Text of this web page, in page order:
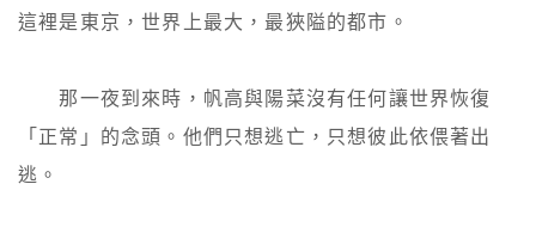
這裡是東京，世界上最大，最狹隘的都市。
那一夜到來時，帆高與陽菜沒有任何讓世界恢復
「正常」的念頭。他們只想逃亡，只想彼此依偎著出
逃。